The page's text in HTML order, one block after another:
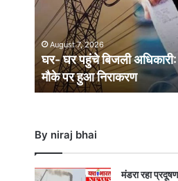
अधिकारी:
प्रकरणों
का
मौके
पर
हुआ
August 7, 2026
घर- घर पहुंचे बिजली
मौके पर हुआ निराकरण
By niraj bhai
मंडरा रहा